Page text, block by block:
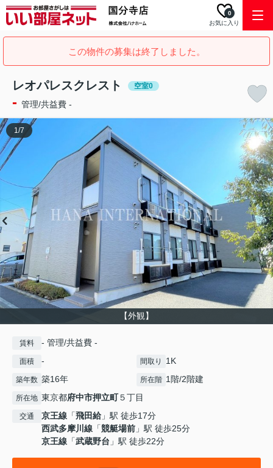
お気に入り
0
この物件の募集は終了しました。
レオパレスクレスト 空室0
- 管理/共益費 -
【外観】
1/7
賃料 - 管理/共益費 -
面積 - 間取り 1K
築年数 築16年 所在階 1階/2階建
所在地 東京都府中市押立町５丁目
交通 京王線 「飛田給」駅 徒歩17分
西武多摩川線 「競艇場前 」駅 徒歩25分
京王線 「武蔵野台 」駅 徒歩22分